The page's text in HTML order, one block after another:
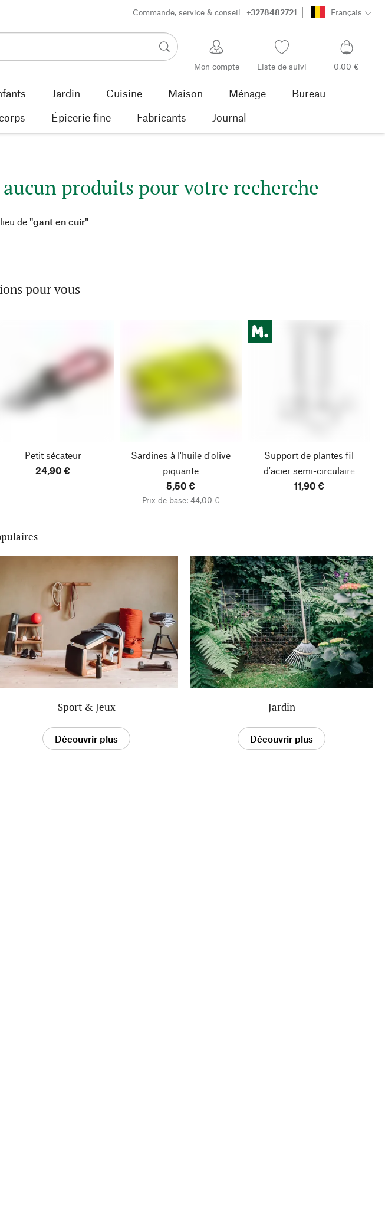
Commande, service & conseil +3278482721 Français
Mon compte Liste de suivi 0,00 €
Jardin Cuisine Maison Ménage
Bureau
Épicerie fine Fabricants Journal
produits pour votre recherche
de "gant en cuir"
pour vous
Petit sécateur
24,90 €
Sardines à l'huile d'olive
piquante
5,50 €
Prix de base: 44,00 €
Support de plantes fil
d'acier semi-circulaire
11,90 €
Sport & Jeux
Découvrir plus
Jardin
Découvrir plus